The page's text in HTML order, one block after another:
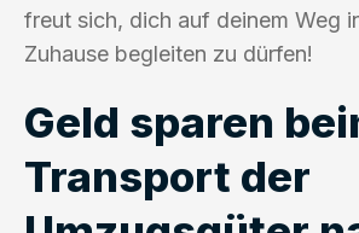
freut sich, dich auf deinem Weg
Zuhause begleiten zu dürfen!
Geld sparen
Transport der